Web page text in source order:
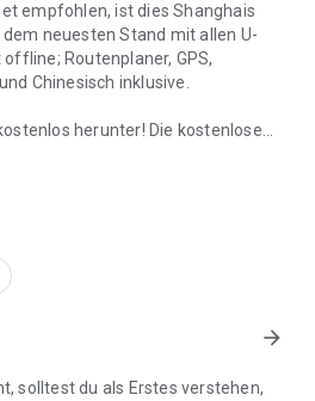
empfohlen, ist dies Shanghais
neuesten Stand mit allen U-
Routenplaner, GPS,
Chinesisch inklusive.
herunter! Die kostenlose
unseren Apps zu entfernen
zu unterstützen!
für zukünftige
arrow_forward
solltest du als Erstes verstehen,